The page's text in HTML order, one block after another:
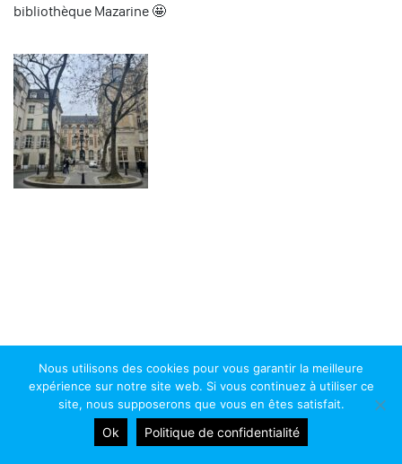
bibliothèque Mazarine 🤩
Copyright 2026 - Athénée Royal de Chênée. Tous droits réservés.
Site réalisé par ProduWeb
Nous utilisons des cookies pour vous garantir la meilleure
expérience sur notre site web. Si vous continuez à utiliser ce
site, nous supposerons que vous en êtes satisfait.
Ok Politique de confidentialité